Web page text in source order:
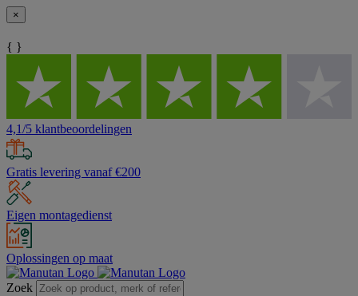
×
{ }
4,1/5 klantbeoordelingen
Gratis levering vanaf €200
Eigen montagedienst
Oplossingen op maat
Zoek